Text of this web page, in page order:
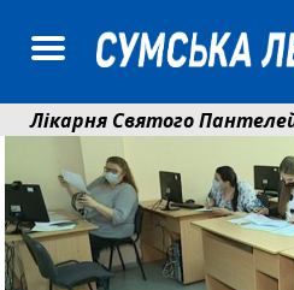
Святого Пантелеймона
Кобзар вручив родинам 20